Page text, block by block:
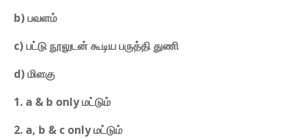
b) பவளம்
c) பட்டு நூலுடன் கூடிய பருத்தி துணி
d) மிளகு
1. a & b only மட்டும்
2. a, b & c only மட்டும்